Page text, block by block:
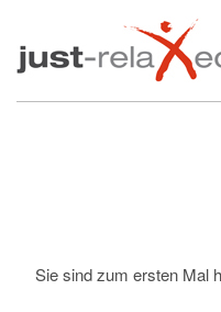
Sie sind zum ersten Mal